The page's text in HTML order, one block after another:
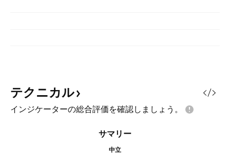
テクニカル
インジケーターの総合評価を確認しましょう。
サマリー
中立